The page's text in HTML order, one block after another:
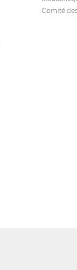
Comité